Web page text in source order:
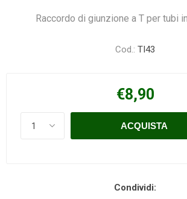
Raccordo di giunzione a T per tubi
Cod.: TI43
€8,90
Condividi: